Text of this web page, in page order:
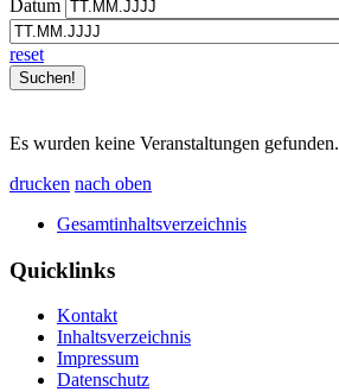
Datum
reset
Es wurden keine Veranstaltungen gefunden.
drucken nach oben
Gesamtinhaltsverzeichnis
Quicklinks
Kontakt
Inhaltsverzeichnis
Impressum
Datenschutz